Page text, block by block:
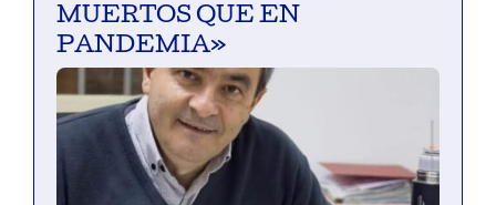
MUERTOS QUE EN
PANDEMIA»